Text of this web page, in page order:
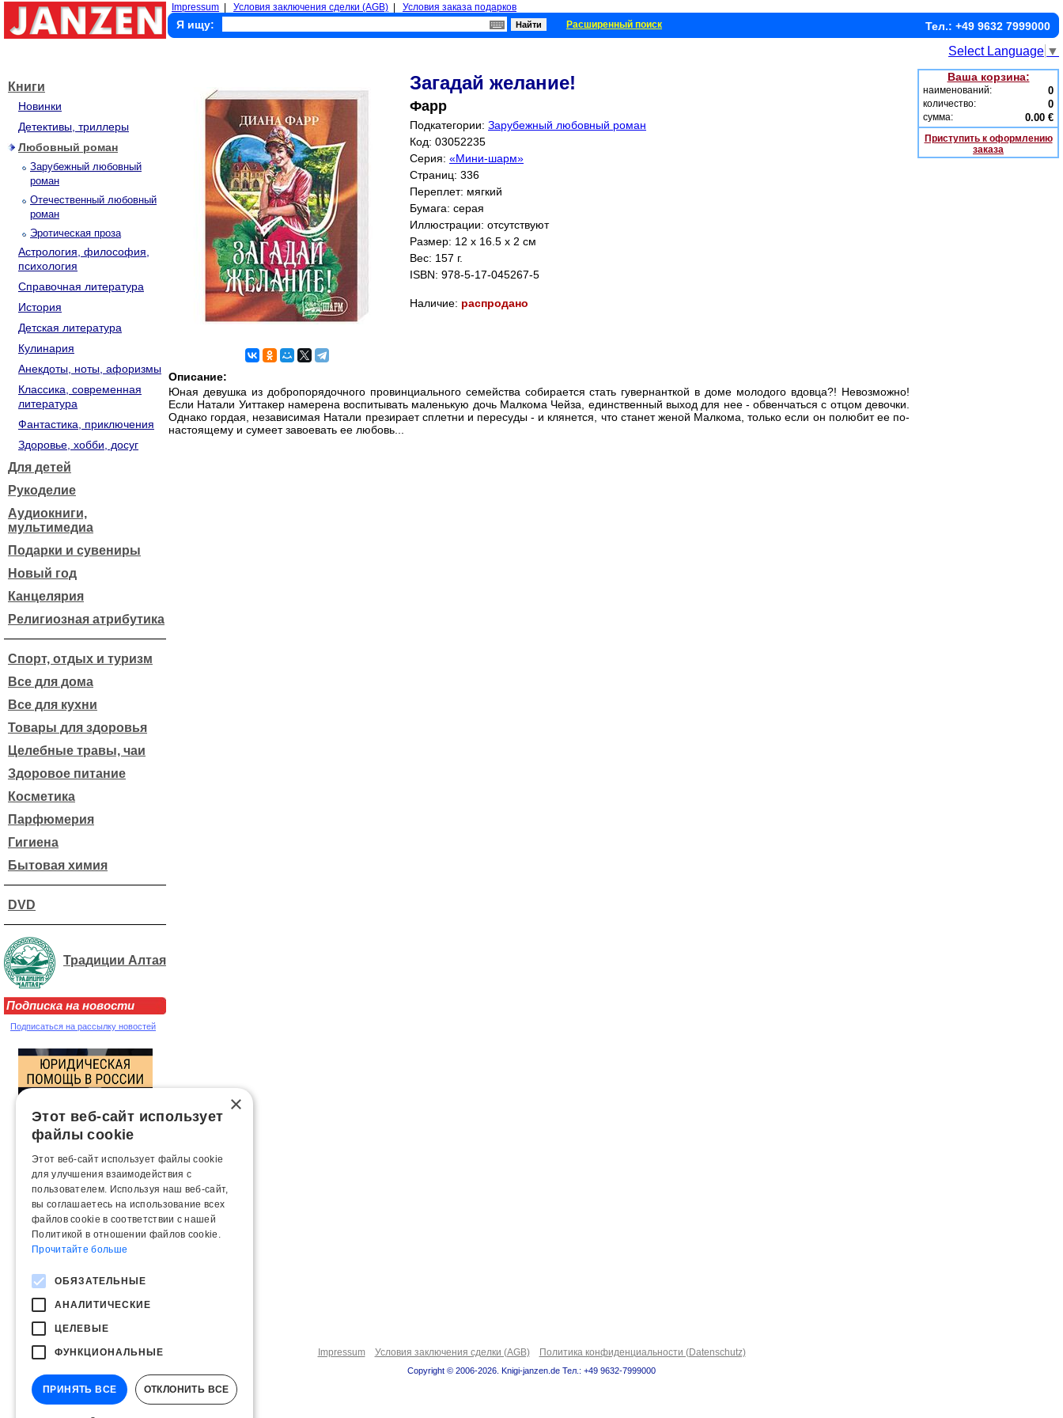
Impressum Условия заключения сделки (AGB) Условия заказа подарков
Я ищу: Расширенный поиск Тел.: +49 9632 7999000
Select Language ▼
Книги
Новинки
Детективы, триллеры
Любовный роман
Зарубежный любовный
роман
Отечественный любовный
роман
Эротическая проза
Астрология, философия,
психология
Справочная литература
История
Детская литература
Кулинария
Анекдоты, ноты, афоризмы
Классика, современная
литература
Фантастика, приключения
Здоровье, хобби, досуг
Для детей
Рукоделие
Аудиокниги,
мультимедиа
Подарки и сувениры
Новый год
Канцелярия
Религиозная атрибутика
Спорт, отдых и туризм
Все для дома
Все для кухни
Товары для здоровья
Целебные травы, чаи
Здоровое питание
Косметика
Парфюмерия
Гигиена
Бытовая химия
DVD
Традиции Алтая
Подписка на новости
Подписаться на рассылку новостей
Загадай желание!
Фарр
Подкатегории: Зарубежный любовный роман
Код: 03052235
Серия: «Мини-шарм»
Страниц: 336
Переплет: мягкий
Бумага: серая
Иллюстрации: отсутствуют
Размер: 12 x 16.5 x 2 см
Вес: 157 г.
ISBN: 978-5-17-045267-5
Наличие: распродано
Описание:
Юная девушка из добропорядочного провинциального семейства собирается стать гувернанткой в доме молодого вдовца?! Невозможно!
Если Натали Уиттакер намерена воспитывать маленькую дочь Малкома Чейза, единственный выход для нее - обвенчаться с отцом девочки.
Однако гордая, независимая Натали презирает сплетни и пересуды - и клянется, что станет женой Малкома, только если он полюбит ее по-
настоящему и сумеет завоевать ее любовь...
Ваша корзина:
наименований: 0
количество: 0
сумма: 0.00 €
Приступить к оформлению
заказа
Impressum Условия заключения сделки (AGB) Политика конфиденциальности (Datenschutz)
Copyright © 2006-2026. Knigi-janzen.de Тел.: +49 9632-7999000
×
Этот веб-сайт использует
файлы cookie
Этот веб-сайт использует файлы cookie
для улучшения взаимодействия с
пользователем. Используя наш веб-сайт,
вы соглашаетесь на использование всех
файлов cookie в соответствии с нашей
Политикой в ​​отношении файлов cookie.
Прочитайте больше
ОБЯЗАТЕЛЬНЫЕ
АНАЛИТИЧЕСКИЕ
ЦЕЛЕВЫЕ
ФУНКЦИОНАЛЬНЫЕ
ПРИНЯТЬ ВСЕ ОТКЛОНИТЬ ВСЕ